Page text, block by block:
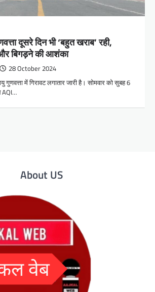
दूसरे दिन भी ‘बहुत खराब’ रही,
बिगड़ने की आशंका
28 October 2024
गुणवत्ता में गिरावट लगातार जारी है। सोमवार को सुबह 6
AQI…
About US